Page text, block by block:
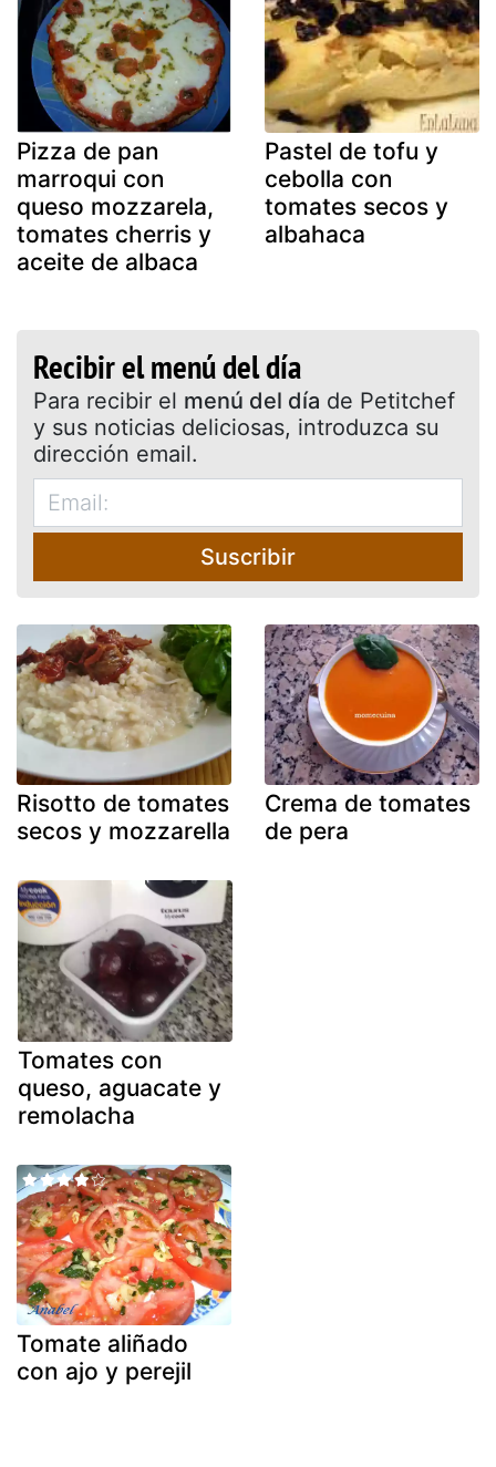
Pizza de pan
marroqui con
queso mozzarela,
tomates cherris y
aceite de albaca
Pastel de tofu y
cebolla con
tomates secos y
albahaca
Recibir el menú del día
Para recibir el menú del día de Petitchef
y sus noticias deliciosas, introduzca su
dirección email.
Suscribir
Risotto de tomates
secos y mozzarella
Crema de tomates
de pera
Tomates con
queso, aguacate y
remolacha
Tomate aliñado
con ajo y perejil